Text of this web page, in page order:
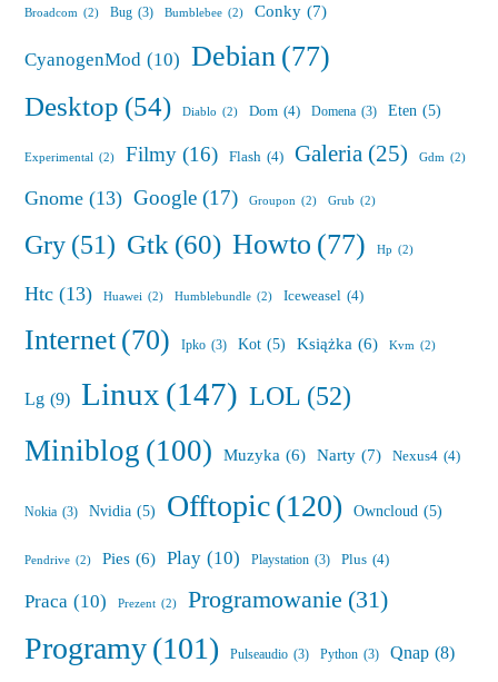
Broadcom (2) Bug (3) Bumblebee (2) Conky (7)
CyanogenMod (10) Debian(77)
Desktop (54) Diablo (2) Dom (4) Domena (3) Eten (5)
Experimental (2) Filmy (16) Flash (4) Galeria (25) Gdm (2)
Gnome (13) Google (17) Groupon (2) Grub (2)
Gry(51) Gtk(60) Howto (77) Hp (2)
Htc (13) Huawei (2) Humblebundle (2) Iceweasel (4)
Internet(70) Ipko (3) Kot (5) Książka (6) Kvm (2)
Lg (9) Linux(147) LOL (52)
Miniblog (100) Muzyka (6) Narty (7) Nexus4 (4)
Nokia (3) Nvidia (5) Offtopic(120) Owncloud (5)
Pendrive (2) Pies (6) Play (10) Playstation (3) Plus (4)
Praca (10) Prezent (2) Programowanie (31)
Programy(101) Pulseaudio (3) Python (3) Qnap (8)